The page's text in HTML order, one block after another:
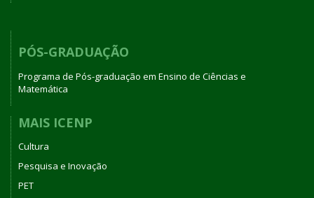
PÓS-GRADUAÇÃO
Programa de Pós-graduação em Ensino de Ciências e
Matemática
MAIS ICENP
Cultura
Pesquisa e Inovação
PET